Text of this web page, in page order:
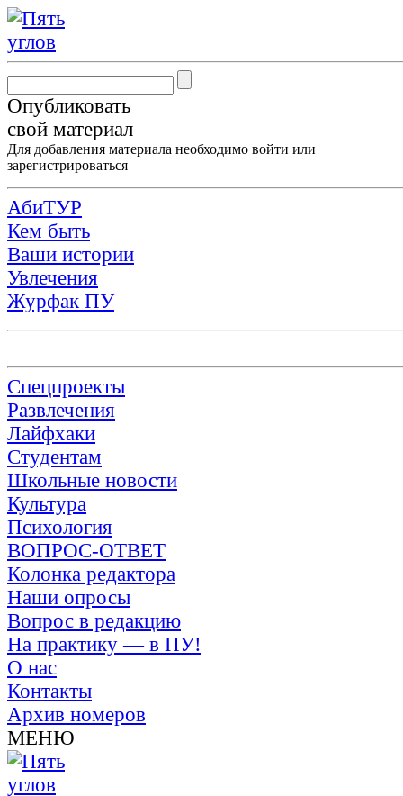
Опубликовать
свой материал
Для добавления материала необходимо войти или
зарегистрироваться
АбиТУР
Кем быть
Ваши истории
Увлечения
Журфак ПУ
Спецпроекты
Развлечения
Лайфхаки
Студентам
Школьные новости
Культура
Психология
ВОПРОС-ОТВЕТ
Колонка редактора
Наши опросы
Вопрос в редакцию
На практику — в ПУ!
О нас
Контакты
Архив номеров
МЕНЮ